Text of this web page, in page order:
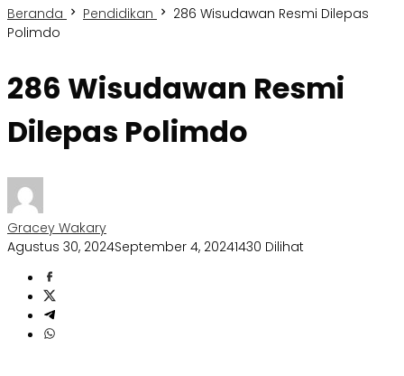
Beranda Pendidikan
286 Wisudawan Resmi Dilepas
Polimdo
286 Wisudawan Resmi
Dilepas Polimdo
Gracey Wakary
Agustus 30, 2024September 4, 20241430 Dilihat